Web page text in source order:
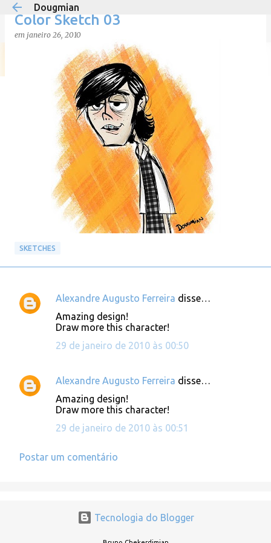
Pular para o conteúdo principal
Dougmian
agosto 21, 2025
Color Sketch 03
em janeiro 26, 2010
SKETCHES
C
n
t
o
Alexandre Augusto Ferreira disse…
Amazing design!
Draw more this character!
29 de janeiro de 2010 às 00:50
Alexandre Augusto Ferreira disse…
Amazing design!
Draw more this character!
29 de janeiro de 2010 às 00:51
Postar um comentário
Tecnologia do Blogger